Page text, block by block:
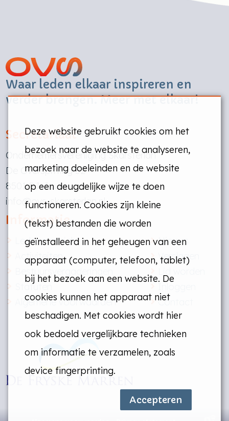
Waar leden elkaar inspireren en
verder brengen. Meer met elkaar!
Secretariaat
Ondernemersvereniging Skarsterlân
De Overspitting 52
8501 PJ Joure
info@ovs-skarsterlan.nl
Informatie
Ledenoverzicht
Activiteiten
Statuten
Algemene voorwaarden
Nieuws
Verslagen
Contact
Deze website gebruikt cookies om het
bezoek naar de website te analyseren,
marketing doeleinden en de website
op een deugdelijke wijze te doen
functioneren. Cookies zijn kleine
(tekst) bestanden die worden
geïnstalleerd in het geheugen van een
apparaat (computer, telefoon, tablet)
bij het bezoek aan een website. De
cookies kunnen het apparaat niet
beschadigen. Met cookies wordt hier
ook bedoeld vergelijkbare technieken
om informatie te verzamelen, zoals
device fingerprinting.
Accepteren